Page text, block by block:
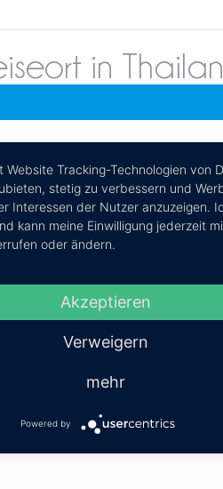
in
nach Trang per Minibus,
Mehr
EUR 55.76–98.09
Website Tracking-Technologien von
stetig zu verbessern und
Interessen der Nutzer anzuzeigen.
kann meine Einwilligung jederzeit
oder ändern.
Akzeptieren
Verweigern
mehr
Powered by